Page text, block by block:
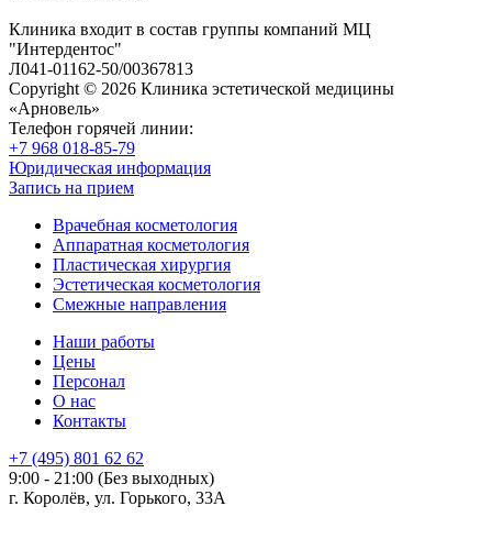
Клиника входит в состав группы компаний МЦ
"Интердентос"
Л041-01162-50/00367813
Copyright © 2026 Клиника эстетической медицины
«Арновель»
Телефон горячей линии:
+7 968 018-85-79
Юридическая информация
Запись на прием
Врачебная косметология
Аппаратная косметология
Пластическая хирургия
Эстетическая косметология
Смежные направления
Наши работы
Цены
Персонал
О нас
Контакты
+7 (495) 801 62 62
9:00 - 21:00 (Без выходных)
г. Королёв, ул. Горького, 33А